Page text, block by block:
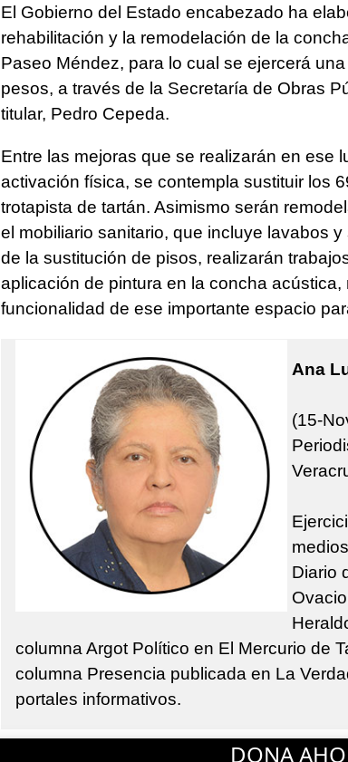
El Gobierno del Estado encabezado ha
rehabilitación y la remodelación de la
Paseo Méndez, para lo cual se ejercerá
pesos, a través de la Secretaría de Obras
titular, Pedro Cepeda.
Entre las mejoras que se realizarán en ese
activación física, se contempla sustituir los
trotapista de tartán. Asimismo serán
el mobiliario sanitario, que incluye lavabos
de la sustitución de pisos, realizarán
aplicación de pintura en la concha
funcionalidad de ese importante espacio
Ana
(15-
Diario
columna Argot Político en El Mercurio de
columna Presencia publicada en La
portales informativos.
DONA